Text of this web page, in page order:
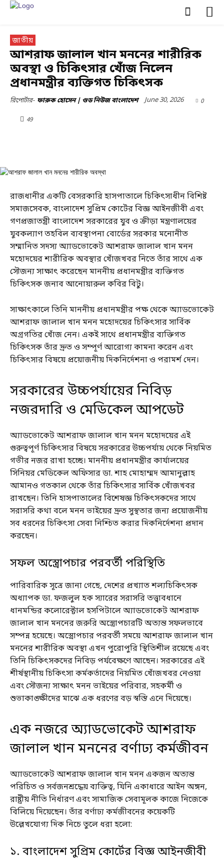
জাতীয়
আশরাফ জালাল খান মননের শারীরিক
অবস্থা ও চিকিৎসার খোঁজ নিলেন
প্রধানমন্ত্রীর ব্যক্তিগত চিকিৎসক
রিপোর্টার- ফারুক হোসেন | গুড নিউজ বাংলাদেশ June 30, 2026 0
49
রাজধানীর একটি বেসরকারি হাসপাতালে চিকিৎসাধীন বিশিষ্ট
সমাজসেবক, বাংলাদেশ সুপ্রিম কোর্টের বিজ্ঞ আইনজীবী এবং
গণপ্রজাতন্ত্রী বাংলাদেশ সরকারের যুব ও ক্রীড়া মন্ত্রণালয়ের
যুবকল্যাণ তহবিল ব্যবস্থাপনা বোর্ডের সরকার মনোনীত
সম্মানিত সদস্য অ্যাডভোকেট আশরাফ জালাল খান মনন
মহোদয়ের শারীরিক অবস্থার খোঁজখবর নিতে তাঁর সাথে এক
সৌজন্য সাক্ষাৎ করেছেন মাননীয় প্রধানমন্ত্রীর ব্যক্তিগত
চিকিৎসক জনাব আনোয়ারুল কবির বিটু।
সাক্ষাৎকালে তিনি মাননীয় প্রধানমন্ত্রীর পক্ষ থেকে অ্যাডভোকেট
আশরাফ জালাল খান মনন মহোদয়ের চিকিৎসার সার্বিক
অগ্রগতির খোঁজ নেন। একই সাথে প্রধানমন্ত্রীর ব্যক্তিগত
চিকিৎসক তাঁর দ্রুত ও সম্পূর্ণ আরোগ্য কামনা করেন এবং
চিকিৎসার বিষয়ে প্রয়োজনীয় দিকনির্দেশনা ও পরামর্শ দেন।
সরকারের উচ্চপর্যায়ের নিবিড়
নজরদারি ও মেডিকেল আপডেট
অ্যাডভোকেট আশরাফ জালাল খান মনন মহোদয়ের এই
গুরুত্বপূর্ণ চিকিৎসার বিষয়ে সরকারের উচ্চপর্যায় থেকে নিয়মিত
গভীর নজর রাখা হচ্ছে। মাননীয় প্রধানমন্ত্রীর কার্যালয়ের
সিনিয়র মেডিকেল অফিসার ডা. শাহ মোহাম্মদ আমানুল্লাহ
আমানও গতকাল থেকে তাঁর চিকিৎসার সার্বিক খোঁজখবর
রাখছেন। তিনি হাসপাতালের বিশেষজ্ঞ চিকিৎসকদের সাথে
সরাসরি কথা বলে মনন ভাইয়ের দ্রুত সুস্থতার জন্য প্রয়োজনীয়
সব ধরনের চিকিৎসা সেবা নিশ্চিত করার দিকনির্দেশনা প্রদান
করছেন।
সফল অস্ত্রোপচার পরবর্তী পরিস্থিতি
পারিবারিক সূত্রে জানা গেছে, দেশের প্রখ্যাত শল্যচিকিৎসক
অধ্যাপক ডা. ফজলুল হক স্যারের সরাসরি তত্ত্বাবধানে
ধানমন্ডির কলোরেক্টাল হসপিটালে অ্যাডভোকেট আশরাফ
জালাল খান মননের জরুরি অস্ত্রোপচারটি অত্যন্ত সফলভাবে
সম্পন্ন হয়েছে। অস্ত্রোপচার পরবর্তী সময়ে আশরাফ জালাল খান
মননের শারীরিক অবস্থা এখন পুরোপুরি স্থিতিশীল রয়েছে এবং
তিনি চিকিৎসকদের নিবিড় পর্যবেক্ষণে আছেন। সরকারের এই
শীর্ষস্থানীয় চিকিৎসা কর্মকর্তাদের নিয়মিত খোঁজখবর নেওয়া
এবং সৌজন্য সাক্ষাৎ মনন ভাইয়ের পরিবার, সহকর্মী ও
শুভাকাঙ্ক্ষীদের মাঝে এক ধরণের বড় স্বস্তি এনে দিয়েছে।
এক নজরে অ্যাডভোকেট আশরাফ
জালাল খান মননের বর্ণাঢ্য কর্মজীবন
অ্যাডভোকেট আশরাফ জালাল খান মনন একজন অত্যন্ত
পরিচিত ও সর্বজনশ্রদ্ধেয় ব্যক্তিত্ব, যিনি একাধারে আইন অঙ্গন,
রাষ্ট্রীয় নীতি নির্ধারণ এবং সামাজিক সেবামূলক কাজে নিজেকে
বিলিয়ে দিয়েছেন। তাঁর বর্ণাঢ্য কর্মজীবনের কয়েকটি
উল্লেখযোগ্য দিক নিচে তুলে ধরা হলো:
১. বাংলাদেশ সুপ্রিম কোর্টের বিজ্ঞ আইনজীবী